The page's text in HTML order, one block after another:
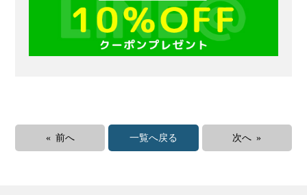
« 前へ 一覧へ戻る 次へ »